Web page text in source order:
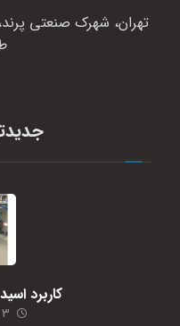
کاربرد
۳ مرداد، ۱۴۰۳